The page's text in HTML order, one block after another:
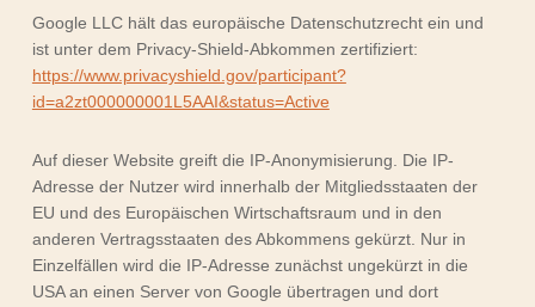
Google LLC hält das europäische Datenschutzrecht ein und
ist unter dem Privacy-Shield-Abkommen zertifiziert:
https://www.privacyshield.gov/participant?
id=a2zt000000001L5AAI&status=Active
Auf dieser Website greift die IP-Anonymisierung. Die IP-
Adresse der Nutzer wird innerhalb der Mitgliedsstaaten der
EU und des Europäischen Wirtschaftsraum und in den
anderen Vertragsstaaten des Abkommens gekürzt. Nur in
Einzelfällen wird die IP-Adresse zunächst ungekürzt in die
USA an einen Server von Google übertragen und dort